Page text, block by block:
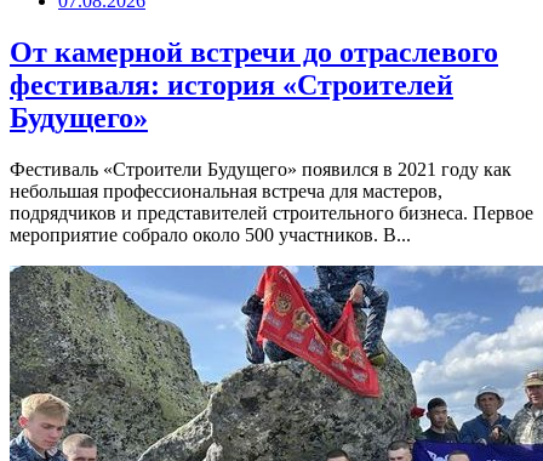
От камерной встречи до отраслевого
фестиваля: история «Строителей
Будущего»
Фестиваль «Строители Будущего» появился в 2021 году как
небольшая профессиональная встреча для мастеров,
подрядчиков и представителей строительного бизнеса. Первое
мероприятие собрало около 500 участников. В...